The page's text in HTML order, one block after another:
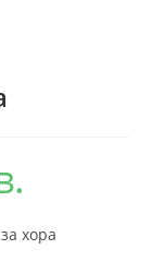
хора